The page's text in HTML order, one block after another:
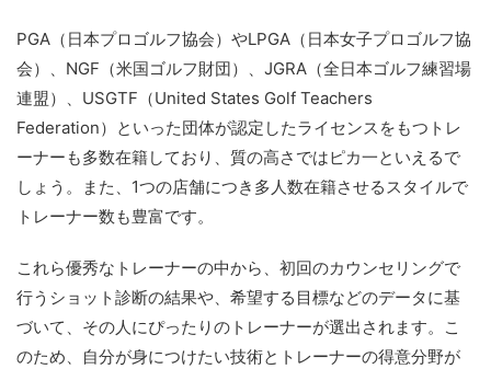
PGA（日本プロゴルフ協会）やLPGA（日本女子プロゴルフ協
会）、NGF（米国ゴルフ財団）、JGRA（全日本ゴルフ練習場
連盟）、USGTF（United States Golf Teachers
Federation）といった団体が認定したライセンスをもつトレ
ーナーも多数在籍しており、質の高さではピカ一といえるで
しょう。また、1つの店舗につき多人数在籍させるスタイルで
トレーナー数も豊富です。
これら優秀なトレーナーの中から、初回のカウンセリングで
行うショット診断の結果や、希望する目標などのデータに基
づいて、その人にぴったりのトレーナーが選出されます。こ
のため、自分が身につけたい技術とトレーナーの得意分野が